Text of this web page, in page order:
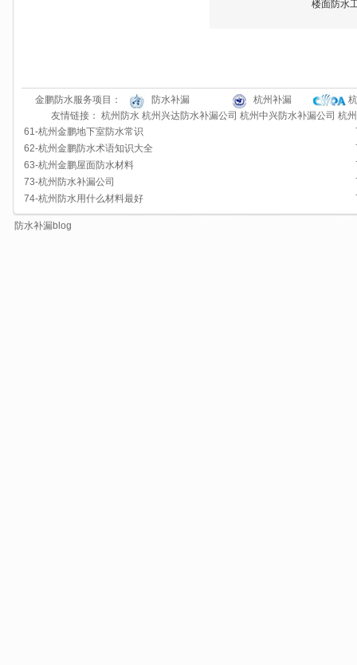
楼面防水
金鹏防水服务项目： 防水补漏 杭州补漏
友情链接： 杭州防水 杭州兴达防水补漏公司 杭州中兴防水补漏公司 杭
61-杭州金鹏地下室防水常识
62-杭州金鹏防水术语知识大全
63-杭州金鹏屋面防水材料
73-杭州防水补漏公司
74-杭州防水用什么材料最好
防水补漏blog